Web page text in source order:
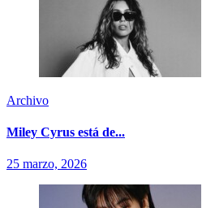
Archivo
Miley Cyrus está de...
25 marzo, 2026